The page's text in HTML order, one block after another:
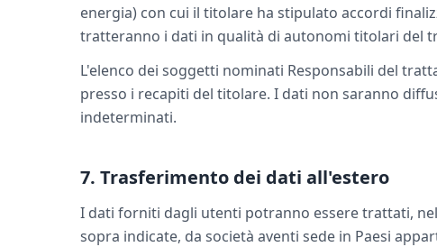
energia) con cui il titolare ha stipulato accordi
tratteranno i dati in qualità di autonomi titolari del
L'elenco dei soggetti nominati Responsabili del
presso i recapiti del titolare. I dati non saranno
indeterminati.
7. Trasferimento dei dati all'estero
I dati forniti dagli utenti potranno essere trattati,
sopra indicate, da società aventi sede in Paesi